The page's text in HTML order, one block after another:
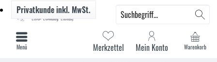
Warenkorb
Merkzettel Mein Konto
Privatkundeinkl. MwSt.
Menü